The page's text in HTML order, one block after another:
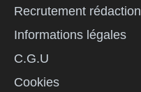
Recrutement rédaction
Informations légales
C.G.U
Cookies